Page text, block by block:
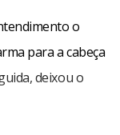
o
para a cabeça
deixou o